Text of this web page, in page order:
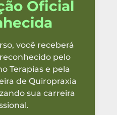
Oficial
você receberá
pelo
Terapias e pela
de Quiropraxia
sua carreira